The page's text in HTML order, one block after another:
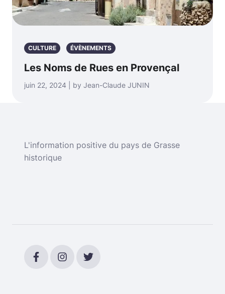
CULTURE ÉVÈNEMENTS
Les Noms de Rues en Provençal
juin 22, 2024 | by Jean-Claude JUNIN
L'information positive du pays de Grasse
historique